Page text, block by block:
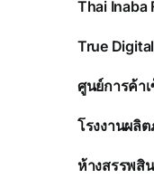
Thai Inaba
True
ศูนย์การค้า
โรงงานผลิ
ห้างสรรพสิ